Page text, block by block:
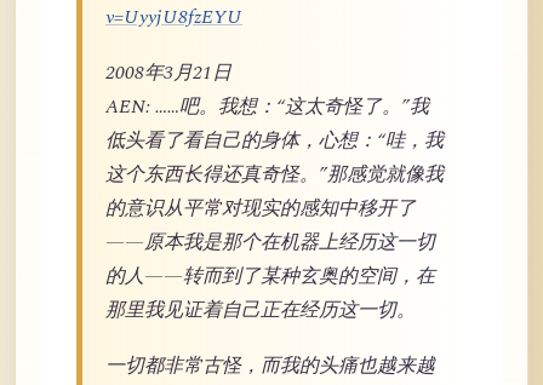
v=UyyjU8fzEYU
2008年3月21日
AEN: ……吧。我想：“这太奇怪了。”我
低头看了看自己的身体，心想：“哇，我
这个东西长得还真奇怪。”那感觉就像我
的意识从平常对现实的感知中移开了
——原本我是那个在机器上经历这一切
的人——转而到了某种玄奥的空间，在
那里我见证着自己正在经历这一切。
一切都非常古怪，而我的头痛也越来越